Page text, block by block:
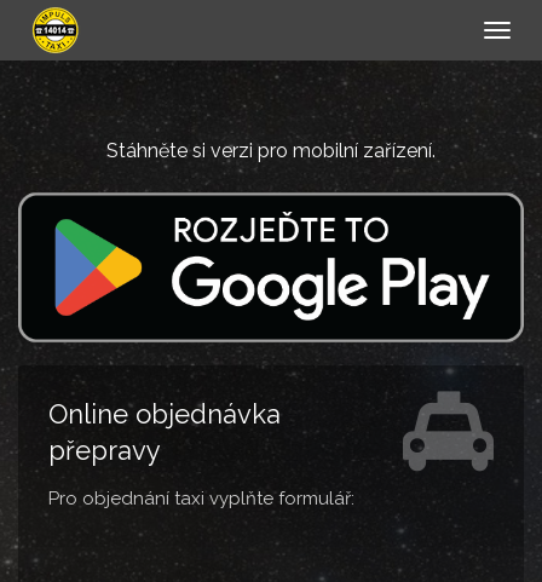
Stáhněte si verzi pro mobilní zařízení.
Online objednávka
přepravy
Pro objednání taxi vyplňte formulář: